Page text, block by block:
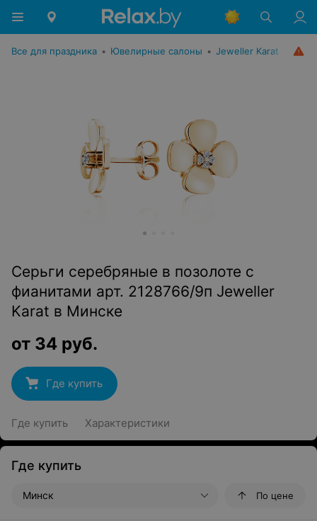
Все для праздника • Ювелирные салоны • Jeweller Karat
Серьги серебряные в позолоте с
фианитами арт. 2128766/9п Jeweller
Karat в Минске
от 34 руб.
Где купить
Где купить Характеристики
Где купить
Минск По цене